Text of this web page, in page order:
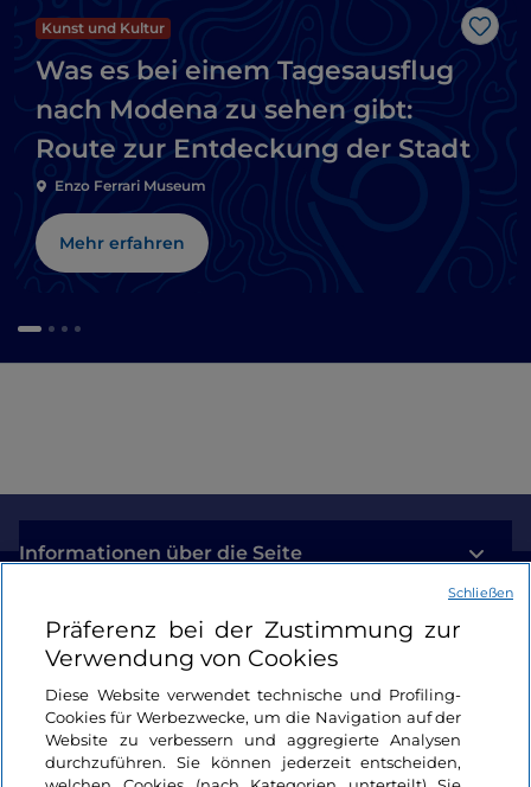
Like
Kunst und Kultur
Was es bei einem Tagesausflug
nach Modena zu sehen gibt:
Route zur Entdeckung der Stadt
Enzo Ferrari Museum
Mehr erfahren
Informationen über die Seite
Nützliche Links
Login
Bleiben wir in Kontakt
Präferenz bei der Zustimmung zur
Verwendung von Cookies
Diese Website verwendet technische und Profiling-
Cookies für Werbezwecke, um die Navigation auf der
Website zu verbessern und aggregierte Analysen
durchzuführen. Sie können jederzeit entscheiden,
Schließen